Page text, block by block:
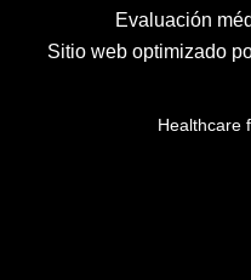
Evaluación
Sitio web optimizado
Healthcare